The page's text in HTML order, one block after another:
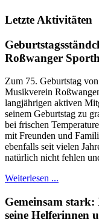
Letzte Aktivitäten
Roßwanger
Zum 75. Geburtstag von
Musikverein
langjährigen aktiven
seinem Geburtstag zu
bei frischen
mit Freunden und
ebenfalls seit vielen
natürlich nicht fehlen
Weiterlesen ...
Gemeinsam
seine Helferinnen